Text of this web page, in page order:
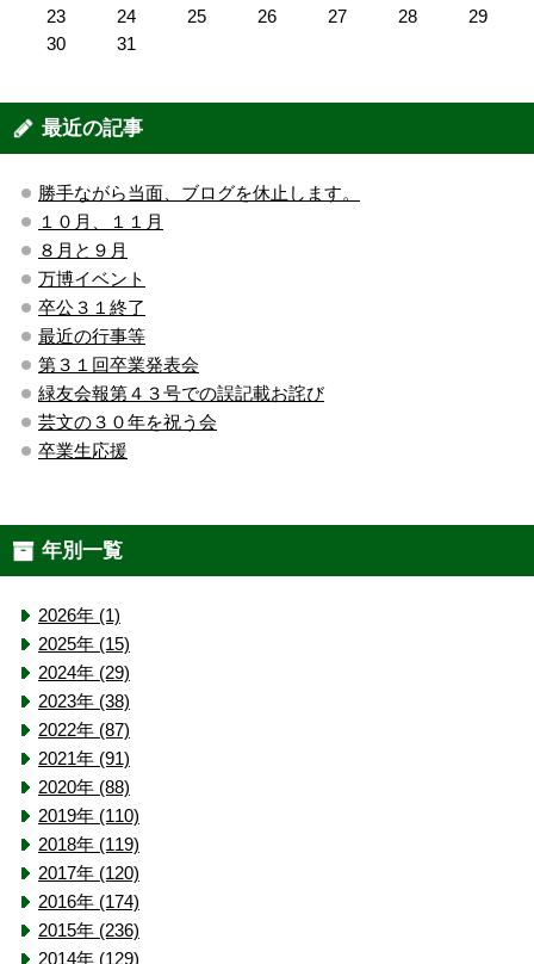
23
24 25 26 27 28
29
30
31
最近の記事
勝手ながら当面、ブログを休止します。
１０月、１１月
８月と９月
万博イベント
卒公３１終了
最近の行事等
第３１回卒業発表会
緑友会報第４３号での誤記載お詫び
芸文の３０年を祝う会
卒業生応援
年別一覧
2026年 (1)
2025年 (15)
2024年 (29)
2023年 (38)
2022年 (87)
2021年 (91)
2020年 (88)
2019年 (110)
2018年 (119)
2017年 (120)
2016年 (174)
2015年 (236)
2014年 (129)